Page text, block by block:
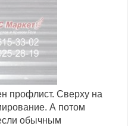
профлист. Сверху на
А потом
обычным